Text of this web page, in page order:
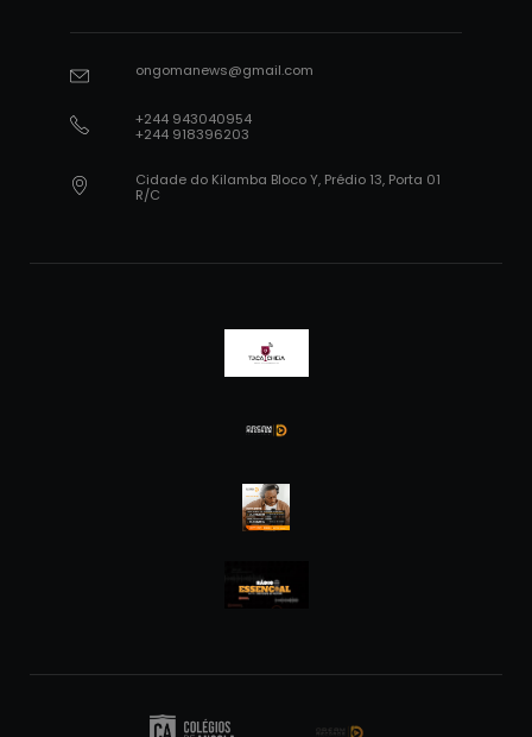
1 ongomanews@gmail.com
2
+244 943040954
+244 918396203
3
Cidade do Kilamba Bloco Y, Prédio 13, Porta 01
R/C